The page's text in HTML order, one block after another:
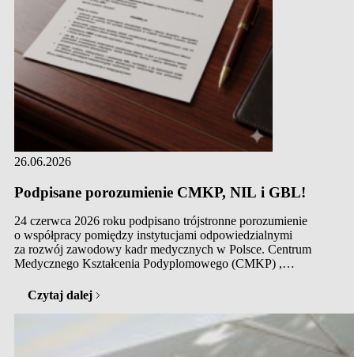
26.06.2026
Podpisane porozumienie CMKP, NIL i GBL!
24 czerwca 2026 roku podpisano trójstronne porozumienie
o współpracy pomiędzy instytucjami odpowiedzialnymi
za rozwój zawodowy kadr medycznych w Polsce. Centrum
Medycznego Kształcenia Podyplomowego (CMKP) ,
Lekarska im. Stanisława Konopki (GBL) łączą siły, aby
wspólnie wznieść doskonalenie zawodowe kadr medycznych
na jeszcze wyższy poziom. Wydarzenie to jest bezpośrednią
odpowiedzią na wyzwania stawiane przed współczesną
medycyną oraz na ustawowy…
Czytaj dalej